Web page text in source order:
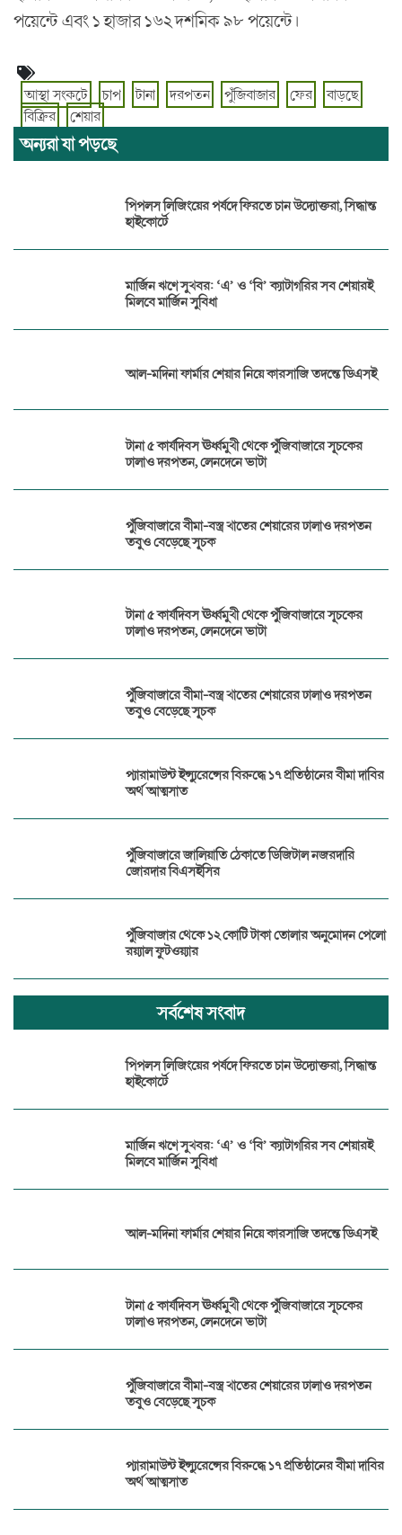
পয়েন্টে এবং ১ হাজার ১৬২ দশমিক ৯৮ পয়েন্টে।
আস্থা সংকটে চাপ টানা দরপতন পুঁজিবাজার ফের
বাড়ছে
বিক্রির
শেয়ার
অন্যরা যা পড়ছে
পিপলস লিজিংয়ের পর্ষদে ফিরতে চান উদ্যোক্তরা, সিদ্ধান্ত
হাইকোর্টে
মার্জিন ঋণে সুখবর: ‘এ’ ও ‘বি’ ক্যাটাগরির সব শেয়ারই
মিলবে মার্জিন সুবিধা
আল-মদিনা ফার্মার শেয়ার নিয়ে কারসাজি তদন্তে ডিএসই
টানা ৫ কার্যদিবস ঊর্ধ্বমুখী থেকে পুঁজিবাজারে সূচকের
ঢালাও দরপতন, লেনদেনে ভাটা
পুঁজিবাজারে বীমা-বস্ত্র খাতের শেয়ারের ঢালাও দরপতন
তবুও বেড়েছে সূচক
টানা ৫ কার্যদিবস ঊর্ধ্বমুখী থেকে পুঁজিবাজারে সূচকের
ঢালাও দরপতন, লেনদেনে ভাটা
পুঁজিবাজারে বীমা-বস্ত্র খাতের শেয়ারের ঢালাও দরপতন
তবুও বেড়েছে সূচক
প্যারামাউন্ট ইন্স্যুরেন্সের বিরুদ্ধে ১৭ প্রতিষ্ঠানের বীমা দাবির
অর্থ আত্মসাত
পুঁজিবাজারে জালিয়াতি ঠেকাতে ডিজিটাল নজরদারি
জোরদার বিএসইসির
পুঁজিবাজার থেকে ১২ কোটি টাকা তোলার অনুমোদন পেলো
রয়্যাল ফুটওয়্যার
সর্বশেষ সংবাদ
পিপলস লিজিংয়ের পর্ষদে ফিরতে চান উদ্যোক্তরা, সিদ্ধান্ত
হাইকোর্টে
মার্জিন ঋণে সুখবর: ‘এ’ ও ‘বি’ ক্যাটাগরির সব শেয়ারই
মিলবে মার্জিন সুবিধা
আল-মদিনা ফার্মার শেয়ার নিয়ে কারসাজি তদন্তে ডিএসই
টানা ৫ কার্যদিবস ঊর্ধ্বমুখী থেকে পুঁজিবাজারে সূচকের
ঢালাও দরপতন, লেনদেনে ভাটা
পুঁজিবাজারে বীমা-বস্ত্র খাতের শেয়ারের ঢালাও দরপতন
তবুও বেড়েছে সূচক
প্যারামাউন্ট ইন্স্যুরেন্সের বিরুদ্ধে ১৭ প্রতিষ্ঠানের বীমা দাবির
অর্থ আত্মসাত